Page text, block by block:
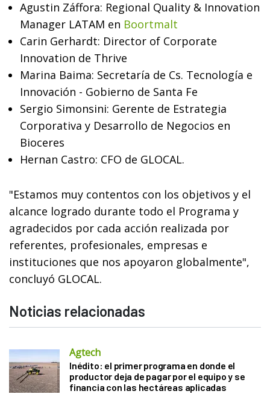
Agustin Záffora: Regional Quality & Innovation
Manager LATAM en Boortmalt
Carin Gerhardt: Director of Corporate
Innovation de Thrive
Marina Baima: Secretaría de Cs. Tecnología e
Innovación - Gobierno de Santa Fe
Sergio Simonsini: Gerente de Estrategia
Corporativa y Desarrollo de Negocios en
Bioceres
Hernan Castro: CFO de GLOCAL.
"Estamos muy contentos con los objetivos y el
alcance logrado durante todo el Programa y
agradecidos por cada acción realizada por
referentes, profesionales, empresas e
instituciones que nos apoyaron globalmente",
concluyó GLOCAL.
Noticias relacionadas
Agtech
Inédito: el primer programa en donde el
productor deja de pagar por el equipo y se
financia con las hectáreas aplicadas